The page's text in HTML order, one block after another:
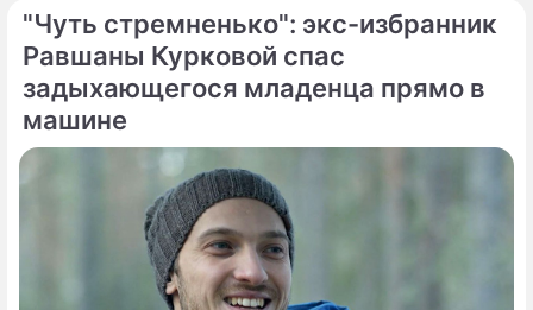
своих истоках.
"Чуть стремненько": экс-избранник
Равшаны Курковой спас
задыхающегося младенца прямо в
машине